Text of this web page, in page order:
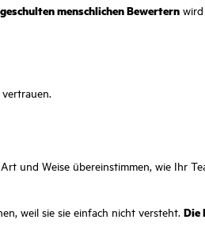
menschlichen Bewertern
und Weise übereinstimmen, wie Ihr
weil sie sie einfach nicht versteht. Die